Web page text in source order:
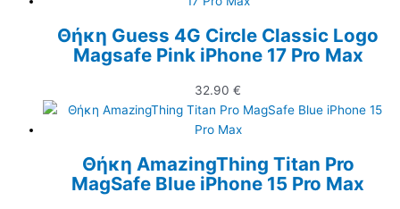
Θήκη Guess 4G Circle Classic Logo
Magsafe Pink iPhone 17 Pro Max
32.90 €
Θήκη AmazingThing Titan Pro
MagSafe Blue iPhone 15 Pro Max